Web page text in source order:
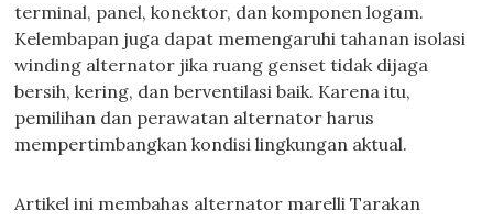
terminal, panel, konektor, dan komponen logam.
Kelembapan juga dapat memengaruhi tahanan isolasi
winding alternator jika ruang genset tidak dijaga
bersih, kering, dan berventilasi baik. Karena itu,
pemilihan dan perawatan alternator harus
mempertimbangkan kondisi lingkungan aktual.
Artikel ini membahas alternator marelli Tarakan